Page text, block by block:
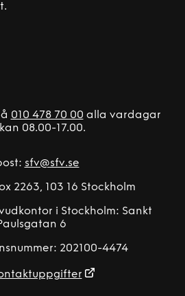
010 478 70 00 alla vardagar
08.00-17.00.
sfv@sfv.se
2263, 103 16 Stockholm
i Stockholm: Sankt
6
202100-4474